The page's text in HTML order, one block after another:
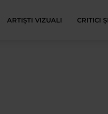
ARTIȘTI VIZUALI CRITICI